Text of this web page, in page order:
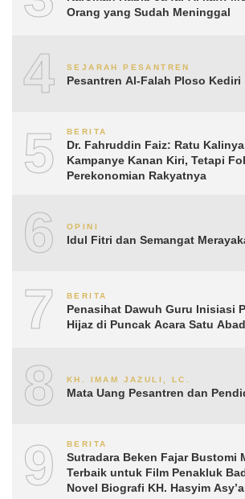
Orang yang Sudah Meninggal
4 SEJARAH PESANTREN
Pesantren Al-Falah Ploso Kediri
5 BERITA
Dr. Fahruddin Faiz: Ratu
Kampanye Kanan Kiri, Tetapi
Perekonomian Rakyatnya
6 OPINI
Idul Fitri dan Semangat
7 BERITA
Penasihat Dawuh Guru Inisiasi
Hijaz di Puncak Acara Satu
8 KH. IMAM JAZULI, LC.
Mata Uang Pesantren dan
9 BERITA
Sutradara Beken Fajar Bustomi
Terbaik untuk Film Penakluk
Novel Biografi KH. Hasyim